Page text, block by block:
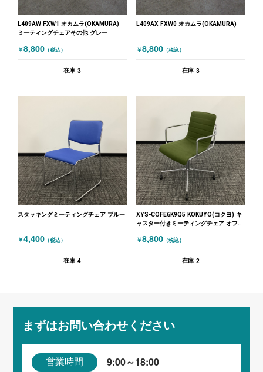
L409AW FXW1 オカムラ(OKAMURA)
ミーティングチェアその他 グレー
￥8,800 （税込）
在庫 3
L409AX FXW0 オカムラ(OKAMURA)
￥8,800 （税込）
在庫 3
スタッキングミーティングチェア ブルー
￥4,400 （税込）
在庫 4
XYS-COFE6K9Q5 KOKUYO(コクヨ) キ
ャスター付きミーティングチェア オフセ
￥8,800 （税込）
在庫 2
まずはお問い合わせください
営業時間 9:00～18:00